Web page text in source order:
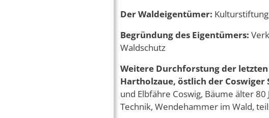
Der Waldeigentümer:
Begründung des Eigentümers:
Waldschutz
Weitere Durchforstung der
Hartholzaue, östlich der Coswiger
und Elbfähre Coswig, Bäume älter
Technik, Wendehammer im Wald,